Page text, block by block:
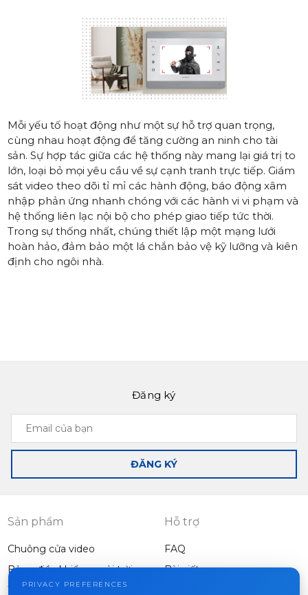
Mỗi yếu tố hoạt động như một sự hỗ trợ quan trọng,
cùng nhau hoạt động để tăng cường an ninh cho tài
sản. Sự hợp tác giữa các hệ thống này mang lại giá trị to
lớn, loại bỏ mọi yêu cầu về sự cạnh tranh trực tiếp. Giám
sát video theo dõi tỉ mỉ các hành động, báo động xâm
nhập phản ứng nhanh chóng với các hành vi vi phạm và
hệ thống liên lạc nội bộ cho phép giao tiếp tức thời.
Trong sự thống nhất, chúng thiết lập một mạng lưới
hoàn hảo, đảm bảo một lá chắn bảo vệ kỹ lưỡng và kiên
định cho ngôi nhà.
Đăng ký
Email
của
bạn
ĐĂNG KÝ
Sản phẩm
Chuông cửa video
Bảng điều khiển ngoài trời
Thiết bị khác
Hỗ trợ
FAQ
Bài viết
PRIVACY PREFERENCES